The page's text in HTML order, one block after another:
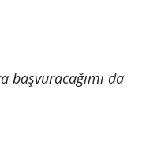
başvuracağımı da